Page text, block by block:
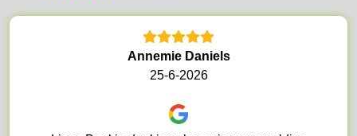
Annemie Daniels
25-6-2026